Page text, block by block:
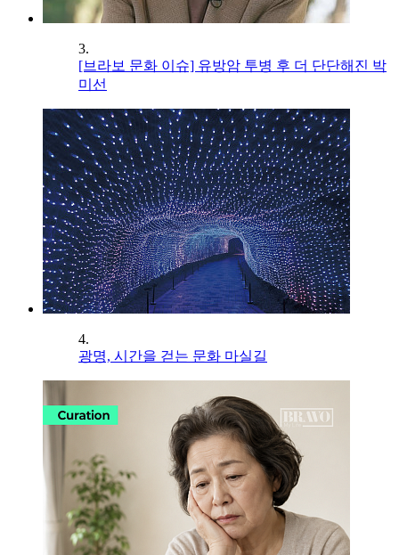
3.
[브라보 문화 이슈] 유방암 투병 후 더 단단해진 박
미선
4.
광명, 시간을 걷는 문화 마실길